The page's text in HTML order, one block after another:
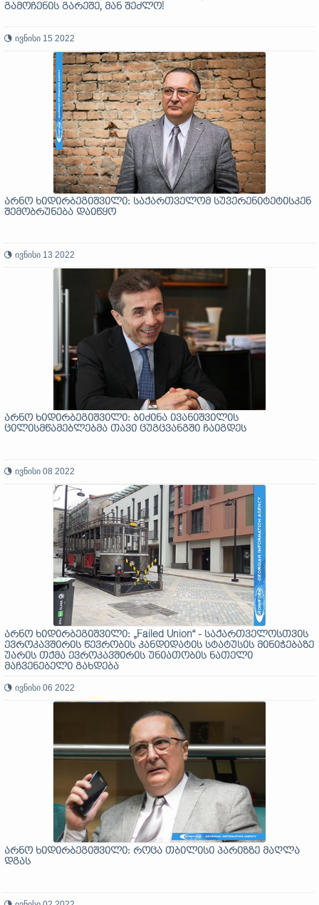
გამოჩენის გარეშე, მან შეძლო!
ივნისი 15 2022
არნო ხიდირბეგიშვილი: საქართველომ სუვერენიტეტისკენ
შემობრუნება დაიწყო
ივნისი 13 2022
არნო ხიდირბეგიშვილი: ბიძინა ივანიშვილის
ცილისმწამებლებმა თავი ცუგცვანგში ჩაიგდეს
ივნისი 08 2022
არნო ხიდირბეგიშვილი: „Failed Union“ - საქართველოსთვის
ევროკავშირის წევრობის კანდიდატის სტატუსის მინიჭებაზე
უარის თქმა ევროკავშირის უნიათობის ნათელი
მაჩვენებელი გახდება
ივნისი 06 2022
არნო ხიდირბეგიშვილი: როცა თბილისი პარიზზე მაღლა
დგას